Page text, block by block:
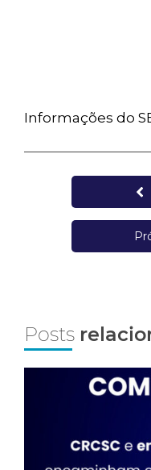
Informações do
Posts